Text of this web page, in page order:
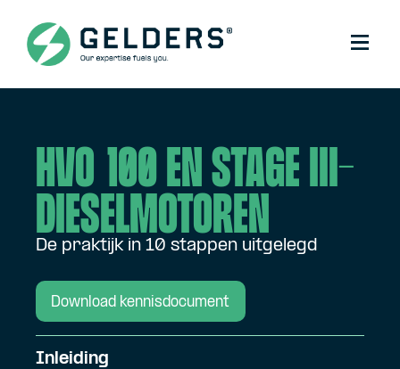
HVO 100 en Stage III-
diesel­motoren
De praktijk in 10 stappen uitgelegd
Download kennisdocument
Inleiding